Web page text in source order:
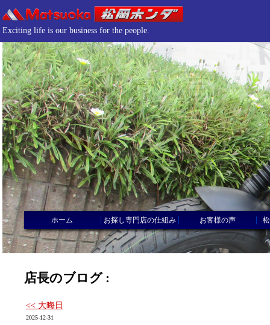
Exciting life is our business for the people.
ホーム お探し専門店の仕組み お客様の声
店長のブログ :
<< 大晦日
2025-12-31